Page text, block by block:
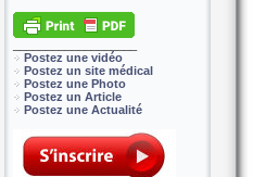
Postez une vidéo
Postez un site médical
Postez une Photo
Postez un Article
Postez une Actualité